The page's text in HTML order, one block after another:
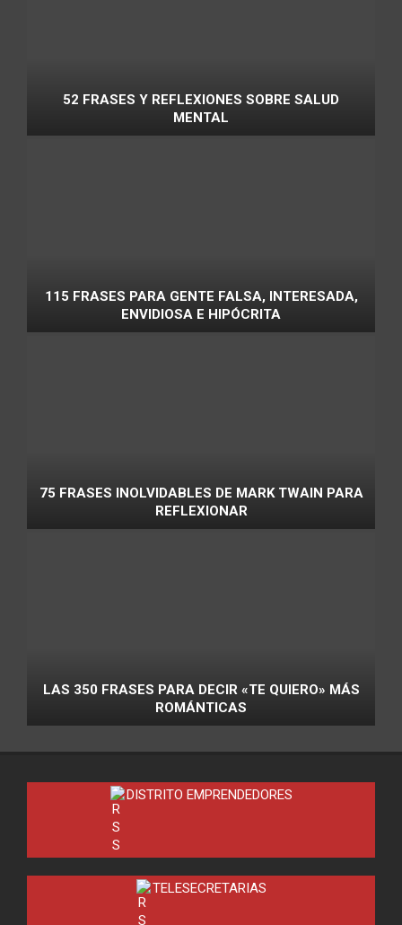
52 FRASES Y REFLEXIONES SOBRE SALUD
MENTAL
115 FRASES PARA GENTE FALSA, INTERESADA,
ENVIDIOSA E HIPÓCRITA
75 FRASES INOLVIDABLES DE MARK TWAIN PARA
REFLEXIONAR
LAS 350 FRASES PARA DECIR «TE QUIERO» MÁS
ROMÁNTICAS
DISTRITO EMPRENDEDORES
TELESECRETARIAS